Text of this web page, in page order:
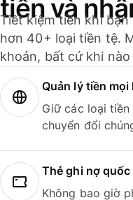
tiền và
Tiết kiệm tiền khi
hơn 40+ loại tiền tệ.
khoản, bất cứ khi nào
Quản lý tiền
Giữ các loại
chuyển đổi
Thẻ ghi nợ quốc
Không bao giờ